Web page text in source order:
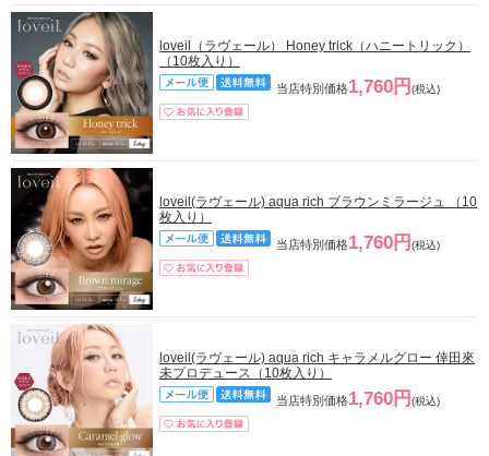
loveil（ラヴェール） Honey trick（ハニートリック）
（10枚入り）
当店特別価格1,760円 (税込)
loveil(ラヴェール) aqua rich ブラウンミラージュ （10
枚入り）
当店特別価格1,760円 (税込)
loveil(ラヴェール) aqua rich キャラメルグロー 倖田來
未プロデュース（10枚入り）
当店特別価格1,760円 (税込)